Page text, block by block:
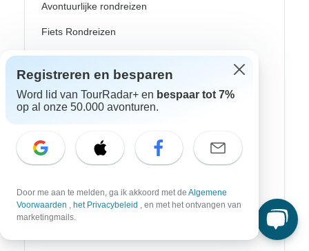
Avontuurlijke rondreizen
Fiets Rondreizen
Noorderlicht
Riviercruises
Afrika Safari
Culturele Rondreizen
Trein / Spoor Reizen
Registreren en besparen
Word lid van TourRadar+ en bespaar tot 7%
op al onze 50.000 avonturen.
Door me aan te melden, ga ik akkoord met de Algemene
Voorwaarden , het Privacybeleid , en met het ontvangen van
marketingmails.